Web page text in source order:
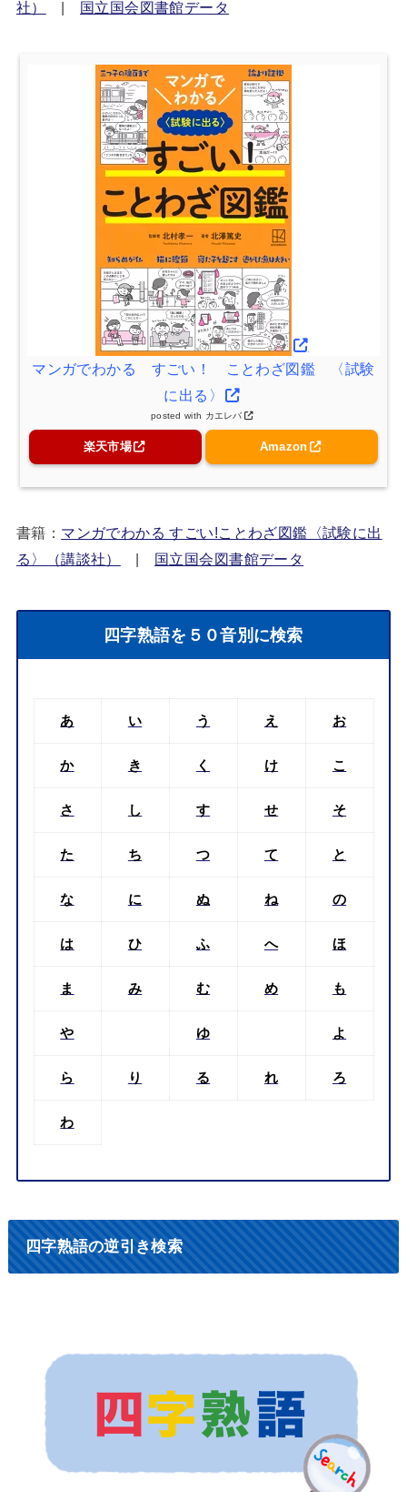
社） 国立国会図書館データ
マンガでわかる すごい！ ことわざ図鑑 〈試験
に出る〉
posted with カエレバ
楽天市場 Amazon
書籍： マンガでわかる すごい!ことわざ図鑑〈試験に出
る〉（講談社）
| 国立国会図書館データ
四字熟語を５０音別に検索
あ い う え お
か き く け こ
さ し す せ そ
た ち つ て と
な に ぬ ね の
は ひ ふ へ ほ
ま み む め も
や ゆ よ
ら り る れ ろ
わ
四字熟語の逆引き検索